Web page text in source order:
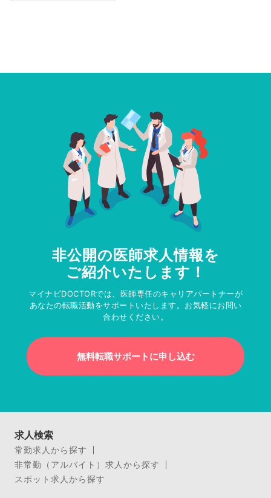
非公開の医師求人情報を
ご紹介いたします！
マイナビDOCTORでは、医師専任のキャリアパートナーが
あなたの転職活動をサポートいたします。お気軽にお問い
合わせください。
無料転職サポートに申し込む
求人検索
常勤求人から探す
非常勤（アルバイト）求人から探す
スポット求人から探す